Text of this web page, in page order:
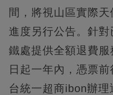
間，將視山區實際
進度另行公告。針
鐵處提供全額退費
日起一年內，憑票
台統一超商ibon辦理